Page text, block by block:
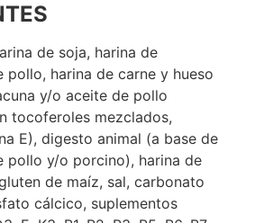
de soja, harina de
pollo, harina de carne y hueso
y/o aceite de pollo
tocoferoles mezclados,
E), digesto animal (a base de
pollo y/o porcino), harina de
de maíz, sal, carbonato
cálcico, suplementos